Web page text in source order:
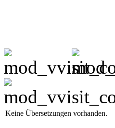
Keine Übersetzungen vorhanden.